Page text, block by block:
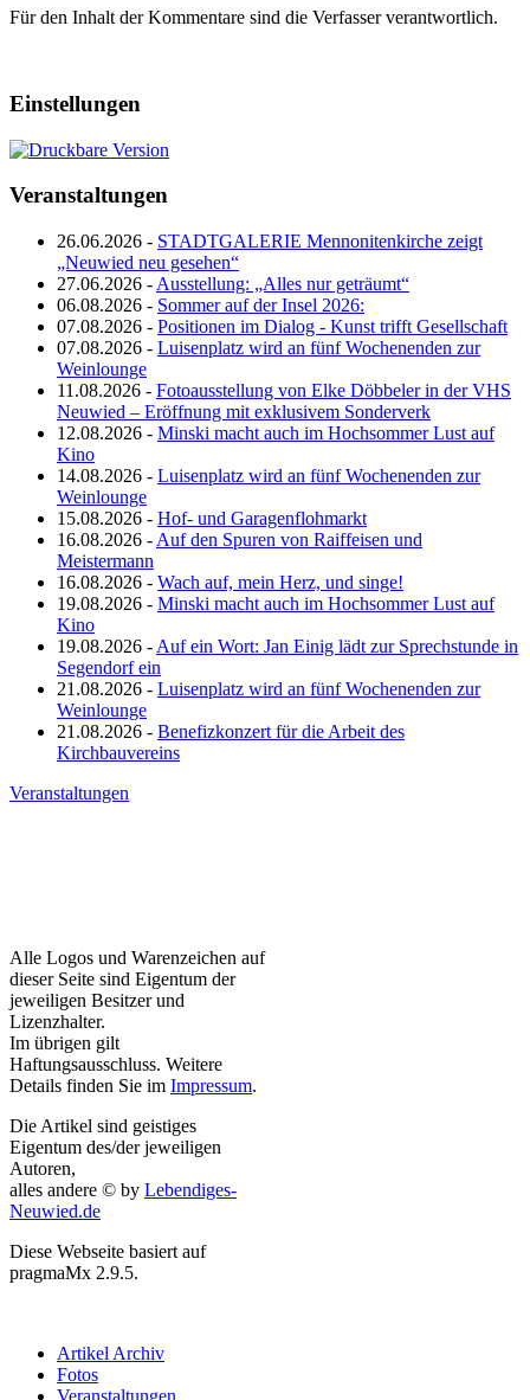
Für den Inhalt der Kommentare sind die Verfasser verantwortlich.
Einstellungen
Veranstaltungen
26.06.2026 - STADTGALERIE Mennonitenkirche zeigt
„Neuwied neu gesehen“
27.06.2026 - Ausstellung: „Alles nur geträumt“
06.08.2026 - Sommer auf der Insel 2026:
07.08.2026 - Positionen im Dialog - Kunst trifft Gesellschaft
07.08.2026 - Luisenplatz wird an fünf Wochenenden zur
Weinlounge
11.08.2026 - Fotoausstellung von Elke Döbbeler in der VHS
Neuwied – Eröffnung mit exklusivem Sonderverk
12.08.2026 - Minski macht auch im Hochsommer Lust auf
Kino
14.08.2026 - Luisenplatz wird an fünf Wochenenden zur
Weinlounge
15.08.2026 - Hof- und Garagenflohmarkt
16.08.2026 - Auf den Spuren von Raiffeisen und
Meistermann
16.08.2026 - Wach auf, mein Herz, und singe!
19.08.2026 - Minski macht auch im Hochsommer Lust auf
Kino
19.08.2026 - Auf ein Wort: Jan Einig lädt zur Sprechstunde in
Segendorf ein
21.08.2026 - Luisenplatz wird an fünf Wochenenden zur
Weinlounge
21.08.2026 - Benefizkonzert für die Arbeit des
Kirchbauvereins
Veranstaltungen
Alle Logos und Warenzeichen auf
dieser Seite sind Eigentum der
jeweiligen Besitzer und
Lizenzhalter.
Im übrigen gilt
Haftungsausschluss. Weitere
Details finden Sie im Impressum.
Die Artikel sind geistiges
Eigentum des/der jeweiligen
Autoren,
alles andere © by Lebendiges-
Neuwied.de
Diese Webseite basiert auf
pragmaMx 2.9.5.
Artikel Archiv
Fotos
Veranstaltungen